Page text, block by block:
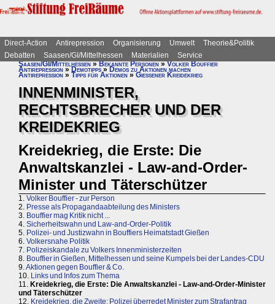
Direct-Action Antirepression Organisierung Umwelt
Theorie&Politik
Debatten
Saasen/GI/Mittelhessen Materialien
Service
Saasen/GI/Mittelhessen»Bekannte Personen»Volker Bouffier
Antirepression » Demotipps » Demos zu Aktionen machen
Antirepression » Tipps für Aktionen » Gießener Kreidekrieg
INNENMINISTER,
RECHTSBRECHER UND DER
KREIDEKRIEG
Kreidekrieg, die Erste: Die
Anwaltskanzlei - Law-and-Order-
Minister und Täterschützer
1. Volker Bouffier - zur Person
2. Presse als Propagandaabteilung des Ministers
3. Bouffier mag Kritik nicht ...
4. Sicherheitswahn und Law-and-Order-Politik
5. Polizei- und Justizwahn in Bouffiers Heimatstadt Gießen
6. Volkersnahe Politik
7. Polizeiskandale zu Volkers Innenministerzeiten
8. Bouffier in Gießen, Mittelhessen und seine Kumpels bei der Landes-CDU
9.Aktionen gegen Bouffier & Co.
10. Links und Infos zum Thema
11. Kreidekrieg, die Erste: Die Anwaltskanzlei - Law-and-Order-Minister
und Täterschützer
12. Kreidekrieg, die Zweite: Polizei überredet Minister zum Strafantrag